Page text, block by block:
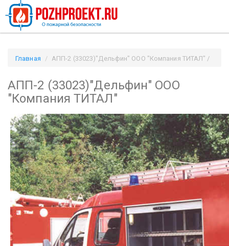
Главная
АПП-2 (33023)"Дельфин" ООО "Компания ТИТАЛ" /
АПП-2 (33023)"Дельфин" ООО
"Компания ТИТАЛ"